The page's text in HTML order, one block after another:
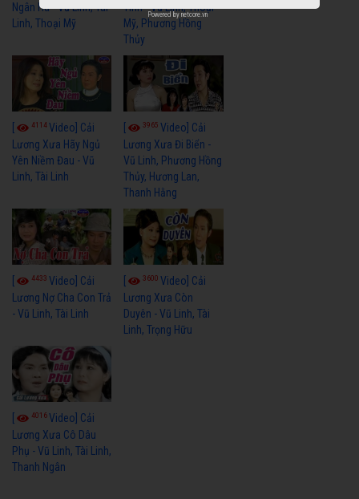
Ngân Hà - Vũ Linh, Tài
Linh, Thoại Mỹ
Tình - Vũ Linh, Thoại
Mỹ, Phương Hồng
Thủy
4114Video] Cải
Lương Xưa Hãy Ngủ
Yên Niềm Đau - Vũ
Linh, Tài Linh
3965Video] Cải
Lương Xưa Đi Biển -
Vũ Linh, Phương Hồng
Thủy, Hương Lan,
Thanh Hằng
4433 Video] Cải
Lương Nợ Cha Con Trả
- Vũ Linh, Tài Linh
3600Video] Cải
Lương Xưa Còn
Duyên - Vũ Linh, Tài
Linh, Trọng Hữu
4016Video] Cải
Lương Xưa Cô Dâu
Phụ - Vũ Linh, Tài Linh,
Thanh Ngân
Powered by netcore.vn